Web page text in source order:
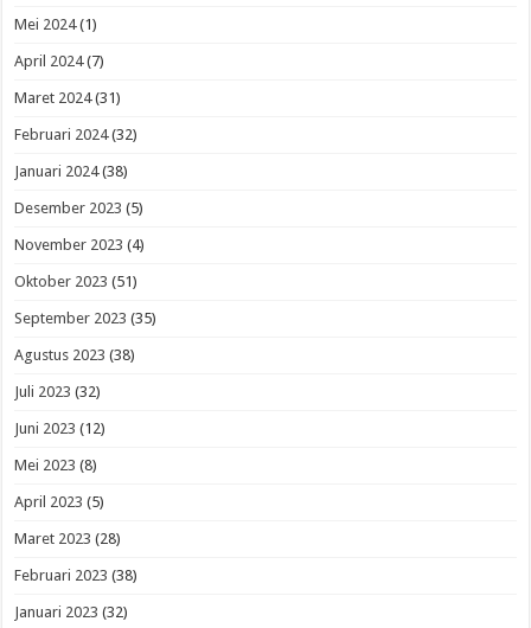
Mei 2024(1)
April 2024(7)
Maret 2024(31)
Februari 2024(32)
Januari 2024(38)
Desember 2023 (5)
November 2023 (4)
Oktober 2023 (51)
September 2023 (35)
Agustus 2023 (38)
Juli 2023 (32)
Juni 2023 (12)
Mei 2023 (8)
April 2023 (5)
Maret 2023 (28)
Februari 2023 (38)
Januari 2023 (32)